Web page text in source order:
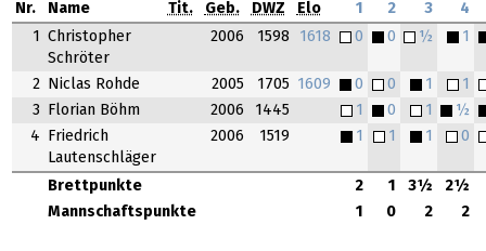
Nr. Name Tit. Geb. DWZ Elo 1 2 3 4
Brettpunkte 2 1 3½
2½
Mannschaftspunkte
1 0 2 2
1
Christopher
Schröter
2006 1598 1618 0 0 ½ 1
2 Niclas Rohde 2005 1705 1609 0 0 1
1
3
Florian Böhm 2006 1445 1 0 1
½
4
Friedrich
Lautenschläger
2006 1519 1 1 1 0